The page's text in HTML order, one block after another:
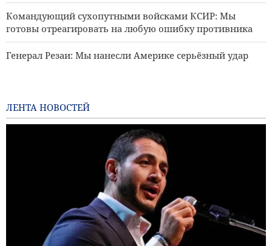
Командующий сухопутными войсками КСИР: Мы
готовы отреагировать на любую ошибку противника
Генерал Резаи: Мы нанесли Америке серьёзный удар
Как происходит распад коалиции Трампа?
Аль-Джазира: Иран определяет, какие суда заходят в
Персидский залив и выходят из него
Иран и Таджикистан обсуждают увеличение квот на
предоставление стипендий
Анализ | Новое сотрудничество в сфере вооружений
между ОАЭ и израильским режимом
ЛЕНТА НОВОСТЕЙ